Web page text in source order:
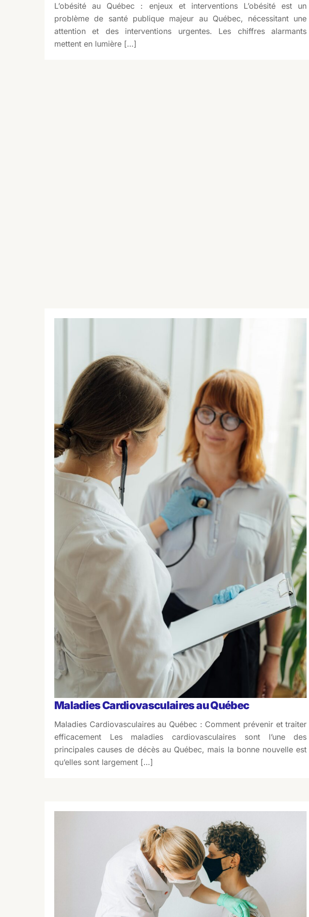
L’obésité au Québec : enjeux et interventions L’obésité est un
problème de santé publique majeur au Québec, nécessitant une
attention et des interventions urgentes. Les chiffres alarmants
mettent en lumière […]
Maladies Cardiovasculaires au Québec
Maladies Cardiovasculaires au Québec : Comment prévenir et traiter
efficacement Les maladies cardiovasculaires sont l’une des
principales causes de décès au Québec, mais la bonne nouvelle est
qu’elles sont largement […]